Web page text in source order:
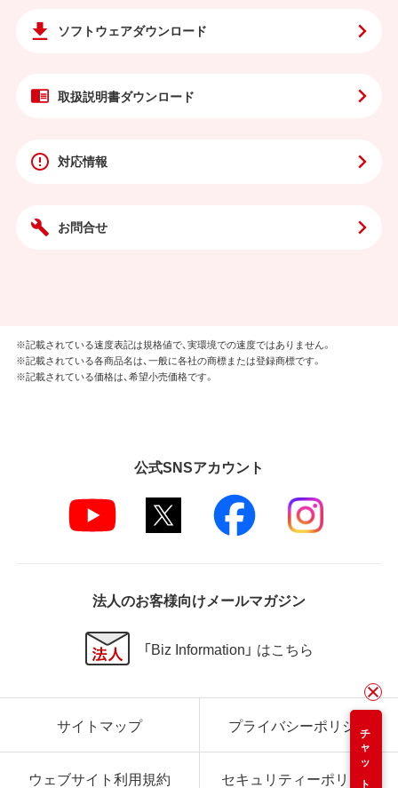
ソフトウェアダウンロード
取扱説明書ダウンロード
対応情報
お問合せ
チャット
※記載されている速度表記は規格値で、実環境での速度ではありません。
※記載されている各商品名は、一般に各社の商標または登録商標です。
※記載されている価格は、希望小売価格です。
公式SNSアカウント
法人のお客様向けメールマガジン
「Biz Information」 はこちら
サイトマップ プライバシーポリシー
ウェブサイト利用規約 セキュリティーポリシー